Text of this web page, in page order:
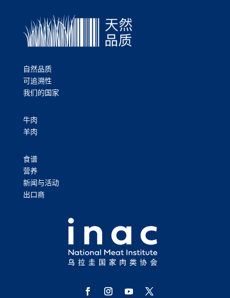
自然品质
可追溯性
我们的国家
牛肉
羊肉
食谱
营养
新闻与活动
出口商